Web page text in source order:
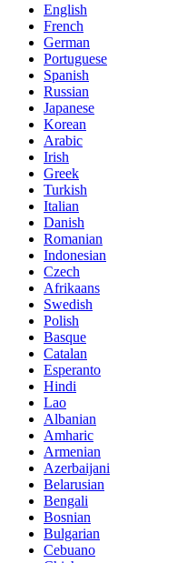
English
French
German
Portuguese
Spanish
Russian
Japanese
Korean
Arabic
Irish
Greek
Turkish
Italian
Danish
Romanian
Indonesian
Czech
Afrikaans
Swedish
Polish
Basque
Catalan
Esperanto
Hindi
Lao
Albanian
Amharic
Armenian
Azerbaijani
Belarusian
Bengali
Bosnian
Bulgarian
Cebuano